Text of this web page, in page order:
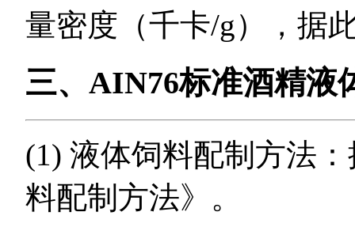
量密度（千卡/g），据
三、AIN76标准酒精液
(1) 液体饲料配制方法
料配制方法》。